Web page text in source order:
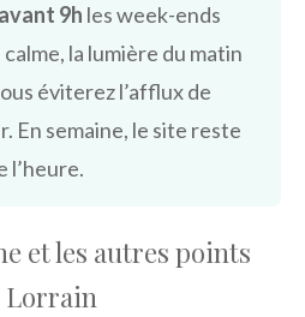
avant 9h les week-ends
calme, la lumière du matin
éviterez l’afflux de
En semaine, le site reste
l’heure.
et les autres points
Lorrain